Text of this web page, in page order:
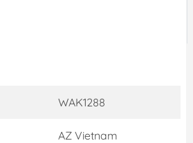
WAK1288
AZ Vietnam